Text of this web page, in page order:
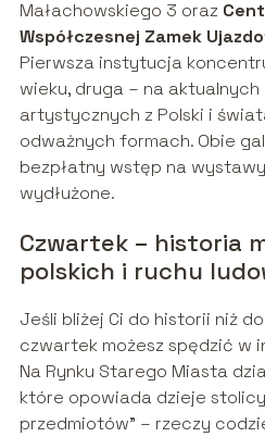
Małachowskiego 3 oraz
Współczesnej Zamek
Pierwsza instytucja
wieku, druga – na
artystycznych z Polski i
odważnych formach. Obie
bezpłatny wstęp na
wydłużone.
Czwartek – historia
polskich i ruchu
Jeśli bliżej Ci do historii niż
czwartek możesz spędzić w
Na Rynku Starego Miasta
które opowiada dzieje
przedmiotów” – rzeczy